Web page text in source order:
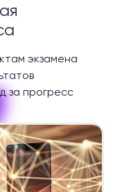
экзамена
за прогресс